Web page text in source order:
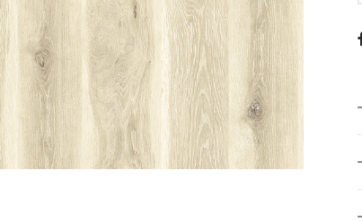
Careers
Privacy Policy
Sitemap